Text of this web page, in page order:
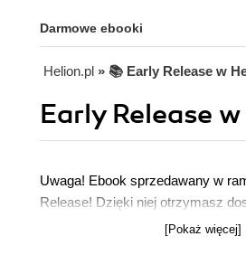
Darmowe ebooki
Helion.pl » 📚 Early Release w
Early Release
Uwaga! Ebook sprzedawany w
Release! Dzięki niej otrzymasz
ukończonej książki jeszcze przed
[Pokaż więcej]